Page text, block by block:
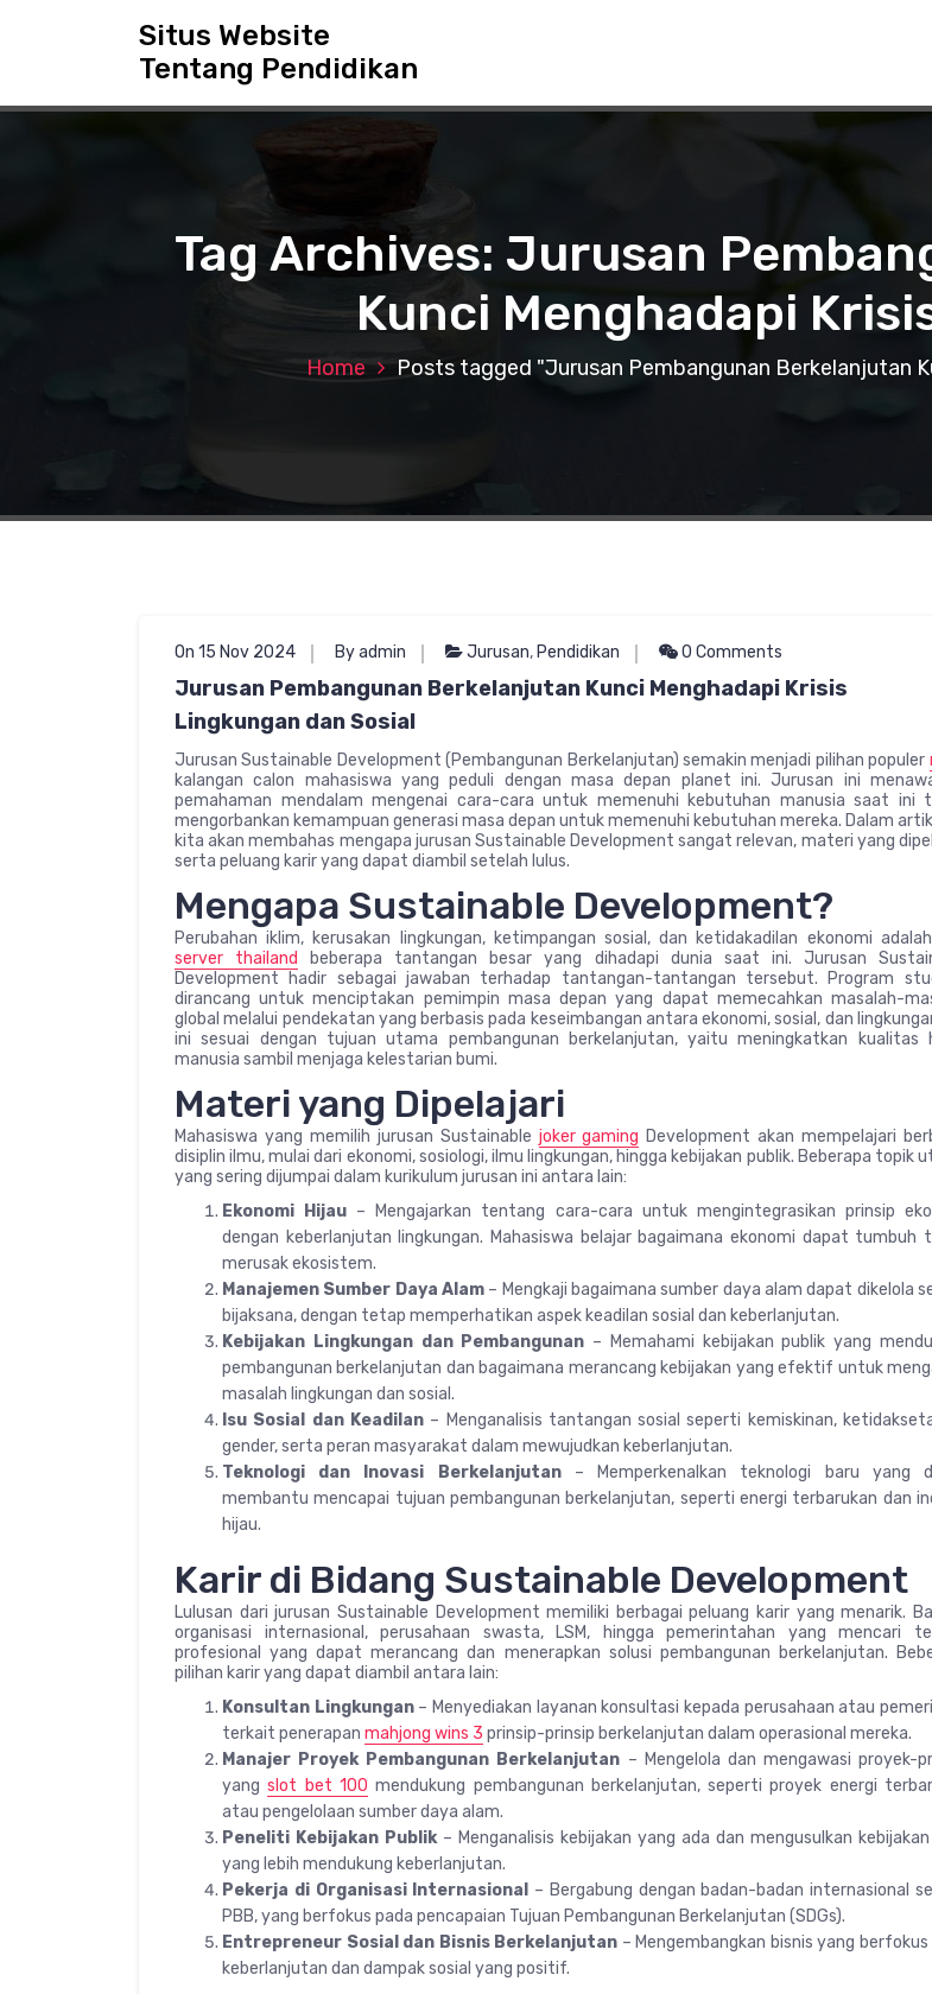
t
Situs Website
Tentang Pendidikan
Tag Archives: Jurusan
Kunci Menghadapi
Home Posts tagged "Jurusan Pembangunan Berkelanjutan
On 15 Nov 2024 By admin Jurusan, Pendidikan 0 Comments
Jurusan Pembangunan Berkelanjutan Kunci Menghadapi Krisis
Lingkungan dan Sosial
Jurusan Sustainable Development (Pembangunan Berkelanjutan) semakin menjadi pilihan populer
kalangan calon mahasiswa yang peduli dengan masa depan planet ini. Jurusan ini
pemahaman mendalam mengenai cara-cara untuk memenuhi kebutuhan manusia saat ini
mengorbankan kemampuan generasi masa depan untuk memenuhi kebutuhan mereka. Dalam
kita akan membahas mengapa jurusan Sustainable Development sangat relevan, materi yang
serta peluang karir yang dapat diambil setelah lulus.
Mengapa Sustainable Development?
Perubahan iklim, kerusakan lingkungan, ketimpangan sosial, dan ketidakadilan ekonomi adalah
server thailand
beberapa tantangan besar yang dihadapi dunia saat ini. Jurusan
Development hadir sebagai jawaban terhadap tantangan-tantangan tersebut. Program
dirancang untuk menciptakan pemimpin masa depan yang dapat memecahkan masalah-
global melalui pendekatan yang berbasis pada keseimbangan antara ekonomi, sosial, dan
ini sesuai dengan tujuan utama pembangunan berkelanjutan, yaitu meningkatkan kualitas
manusia sambil menjaga kelestarian bumi.
Materi yang Dipelajari
Mahasiswa yang memilih jurusan Sustainable joker gaming Development akan mempelajari
disiplin ilmu, mulai dari ekonomi, sosiologi, ilmu lingkungan, hingga kebijakan publik. Beberapa topik
yang sering dijumpai dalam kurikulum jurusan ini antara lain:
Ekonomi Hijau – Mengajarkan tentang cara-cara untuk mengintegrasikan prinsip
dengan keberlanjutan lingkungan. Mahasiswa belajar bagaimana ekonomi dapat tumbuh
merusak ekosistem.
Manajemen Sumber Daya Alam – Mengkaji bagaimana sumber daya alam dapat dikelola
bijaksana, dengan tetap memperhatikan aspek keadilan sosial dan keberlanjutan.
Kebijakan Lingkungan dan Pembangunan – Memahami kebijakan publik yang
pembangunan berkelanjutan dan bagaimana merancang kebijakan yang efektif untuk
masalah lingkungan dan sosial.
Isu Sosial dan Keadilan– Menganalisis tantangan sosial seperti kemiskinan,
gender, serta peran masyarakat dalam mewujudkan keberlanjutan.
Teknologi dan Inovasi Berkelanjutan– Memperkenalkan teknologi baru yang
membantu mencapai tujuan pembangunan berkelanjutan, seperti energi terbarukan dan
hijau.
Karir di Bidang Sustainable Development
Lulusan dari jurusan Sustainable Development memiliki berbagai peluang karir yang menarik.
organisasi internasional, perusahaan swasta, LSM, hingga pemerintahan yang mencari
profesional yang dapat merancang dan menerapkan solusi pembangunan berkelanjutan.
pilihan karir yang dapat diambil antara lain:
Konsultan Lingkungan– Menyediakan layanan konsultasi kepada perusahaan atau
terkait penerapan mahjong wins 3 prinsip-prinsip berkelanjutan dalam operasional mereka.
Manajer Proyek Pembangunan Berkelanjutan – Mengelola dan mengawasi proyek-
yangslot bet 100 mendukung pembangunan berkelanjutan, seperti proyek energi
atau pengelolaan sumber daya alam.
Peneliti Kebijakan Publik– Menganalisis kebijakan yang ada dan mengusulkan
yang lebih mendukung keberlanjutan.
Pekerja di Organisasi Internasional
– Bergabung dengan badan-badan internasional
PBB, yang berfokus pada pencapaian Tujuan Pembangunan Berkelanjutan (SDGs).
Entrepreneur Sosial dan Bisnis Berkelanjutan – Mengembangkan bisnis yang berfokus
keberlanjutan dan dampak sosial yang positif.